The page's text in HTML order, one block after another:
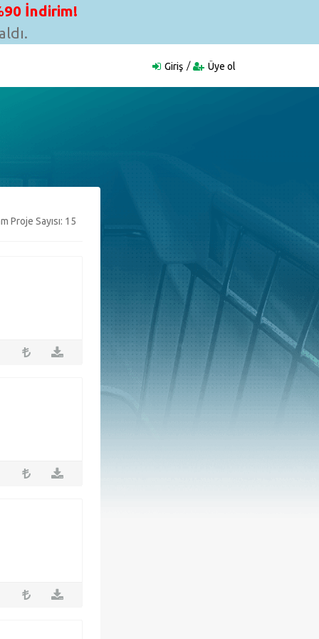
İndirim!
Giriş Üye ol
Proje Sayısı: 15